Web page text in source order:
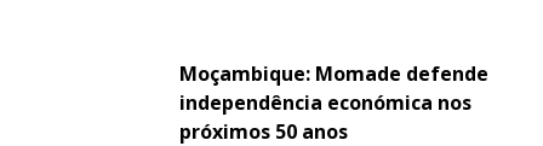
Moçambique: Momade defende
independência económica nos
próximos 50 anos